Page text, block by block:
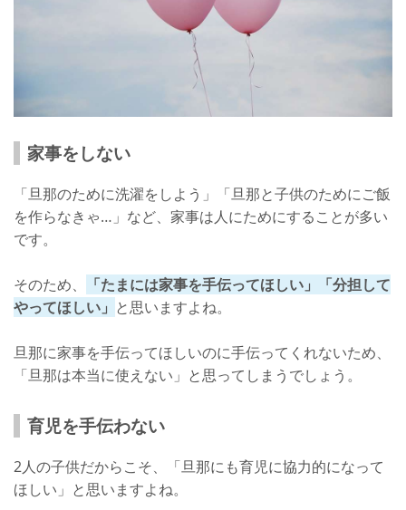
家事をしない
「旦那のために洗濯をしよう」「旦那と子供のためにご飯
を作らなきゃ…」など、家事は人にためにすることが多い
です。
そのため、
「たまには家事を手伝ってほしい」「分担して
やってほしい」 と思いますよね。
旦那に家事を手伝ってほしいのに手伝ってくれないため、
「旦那は本当に使えない」と思ってしまうでしょう。
育児を手伝わない
2人の子供だからこそ、「旦那にも育児に協力的になって
ほしい」と思いますよね。